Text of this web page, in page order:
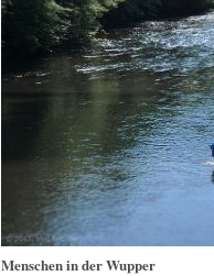
Menschen in der Wupper